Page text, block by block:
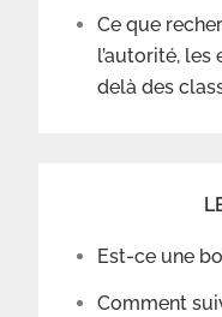
Ce que
l’autorité,
delà des
Est-ce une
Comment